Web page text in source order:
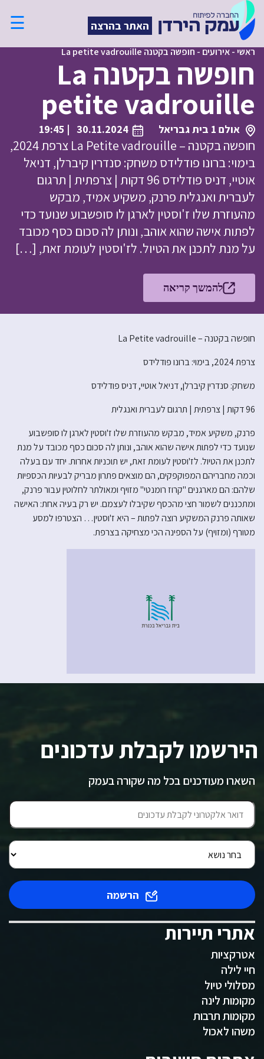
האתר בהרצה ☰
ראשי-אירועים - חופשה בקטנה La petite vadrouille
חופשה בקטנה La
petite vadrouille
אולם 1 בית גבריאל 30.11.2024
| 19:45
חופשה בקטנה – La Petite vadrouille צרפת 2024,
בימוי: ברונו פודלידס משחק: סנדרין קיברלן, דניאל
אוטיי, דניס פודלידס 96 דקות | צרפתית | תרגום
לעברית ואנגלית פרנק, משקיע אמיד, מבקש
מהעוזרת שלו ז'וסטין לארגן לו סופשבוע שנועד כדי
לפתות אישה שהוא אוהב, ונותן לה סכום כסף מכובד
על מנת לתכנן את הטיול. לז'וסטין לעומת זאת, […]
להמשך קריאה
חופשה בקטנה – La Petite vadrouille
צרפת 2024, בימוי: ברונו פודלידס
משחק: סנדרין קיברלן, דניאל אוטיי, דניס פודלידס
96 דקות | צרפתית | תרגום לעברית ואנגלית
פרנק, משקיע אמיד, מבקש מהעוזרת שלו ז'וסטין לארגן לו סופשבוע
שנועד כדי לפתות אישה שהוא אוהב, ונותן לה סכום כסף מכובד על מנת
לתכנן את הטיול. לז'וסטין לעומת זאת, יש תוכניות אחרות. יחד עם בעלה
וכמה מחבריהם המפוקפקים, הם מוצאים פתרון מבריק לבעיות הכספיות
שלהם: הם מארגנים "קרוז רומנטי" מזויף ומאולתר לחלוטין עבור פרנק,
ומתכננים לשמור חצי מהכסף שקיבלו לעצמם. יש רק בעיה אחת: האישה
שאותה פרנק המשקיע רוצה לפתות – היא ז'וסטין… הצטרפו למסע
מטורף (ומזויף) על הספינה הכי מצחיקה בצרפת.
הירשמו לקבלת עדכונים
השארו מעודכנים בכל מה שקורה בעמק
הרשמה
אתרי תיירות
אטרקציות
חיי לילה
מסלולי טיול
מקומות לינה
מקומות תרבות
משהו לאכול